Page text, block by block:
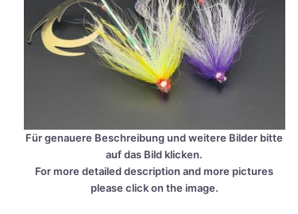
Für genaue­re Beschrei­bung und wei­te­re Bil­der bit­te
auf das Bild kli­cken.
For more detail­ed descrip­ti­on and more pic­tures
plea­se click on the image.